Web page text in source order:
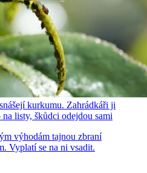
kurkumu. Zahrádkáři ji
listy, škůdci odejdou sami
výhodám tajnou zbraní
Vyplatí se na ni vsadit.